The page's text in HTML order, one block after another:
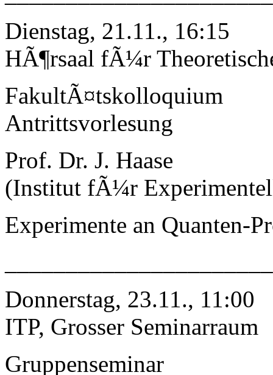
Dienstag, 21.11., 16:15
HÃ¶rsaal fÃ¼r
FakultÃ¤tskolloquium
Antrittsvorlesung
Prof. Dr. J. Haase
(Institut fÃ¼r
Experimente an Quanten-
Donnerstag, 23.11., 11:00
ITP, Grosser Seminarraum
Gruppenseminar